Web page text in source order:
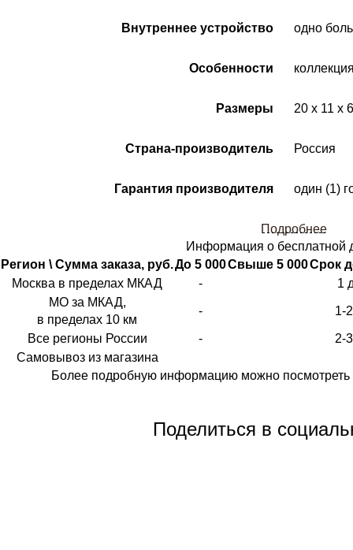
Внутреннее устройство одно
Особенности
Размеры 20 x 11 x
Страна-производитель Россия
Гарантия производителя один (1)
Подробнее
Информация о бесплатной
Регион \ Сумма заказа, руб.До 5 000Свыше 5 000Срок
Москва в пределах МКАД
-
1
МО за МКАД,
в пределах 10 км
- 1-
Все регионы России -
2-
Самовывоз из магазина
Более подробную информацию можно посмотреть
Поделиться в